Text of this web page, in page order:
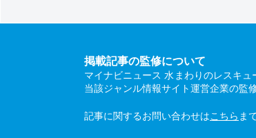
掲載記事の監修について
マイナビニュース 水まわりのレスキ
当該ジャンル情報サイト運営企業の監
記事に関するお問い合わせはこちら ま